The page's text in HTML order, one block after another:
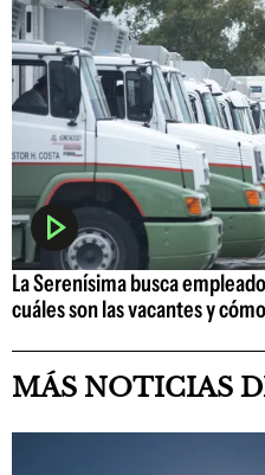
La Serenísima busca
cuáles son las vacantes y
MÁS NOTICIAS